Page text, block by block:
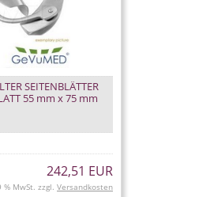
SEITENBLÄTTER
55 mm x 75 mm
242,51 EUR
% MwSt. zzgl. Versandkosten